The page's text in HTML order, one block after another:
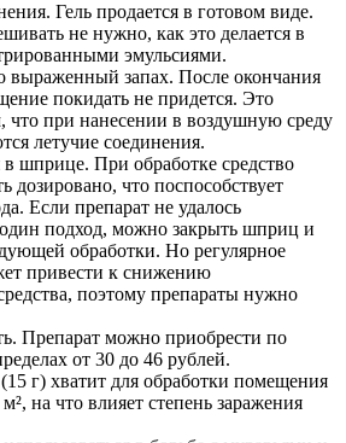
Гель продается в готовом виде.
не нужно, как это делается в
эмульсиями.
выраженный запах. После окончания
покидать не придется. Это
что при нанесении в воздушную среду
летучие соединения.
в шприце. При обработке средство
дозировано, что поспособствует
Если препарат не удалось
один подход, можно закрыть шприц и
обработки. Но регулярное
привести к снижению
поэтому препараты нужно
Препарат можно приобрести по
от 30 до 46 рублей.
г) хватит для обработки помещения
на что влияет степень заражения